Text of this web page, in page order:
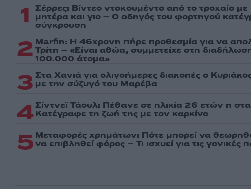
1 Σέρρες: Βίντεο ντοκουμέντο από το τροχαίο
μητέρα και γιο – Ο οδηγός του φορτηγού
σύγκρουση
2 Marfin: Η 46χρονη πήρε προθεσμία για να
Τρίτη – «Είναι αθώα, συμμετείχε στη
100.000 άτομα»
3 Στα Χανιά για ολιγοήμερες διακοπές ο
με την σύζυγό του Μαρέβα
4 Σίντνεϊ Τάουλ: Πέθανε σε ηλικία 26 ετών η
Kατέγραφε τη ζωή της με τον καρκίνο
5 Μεταφορές χρημάτων: Πότε μπορεί να
να επιβληθεί φόρος – Τι ισχυεί για τις γονικές